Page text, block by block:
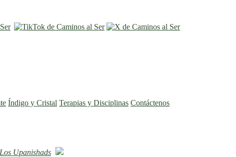
Índigo y Cristal Terapias y Disciplinas Contáctenos
Los Upanishads